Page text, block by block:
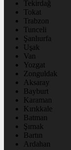
Tekirdağ
Tokat
Trabzon
Tunceli
Şanlıurfa
Uşak
Van
Yozgat
Zonguldak
Aksaray
Bayburt
Karaman
Kırıkkale
Batman
Şırnak
Bartın
Ardahan